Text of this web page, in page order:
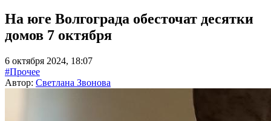
На юге Волгограда обесточат десятки
домов 7 октября
6 октября 2024, 18:07
#Прочее
Автор: Светлана Звонова